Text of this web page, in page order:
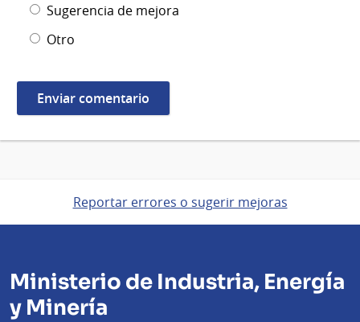
Sugerencia de mejora
Otro
Reportar errores o sugerir mejoras
Ministerio de Industria, Energía
y Minería